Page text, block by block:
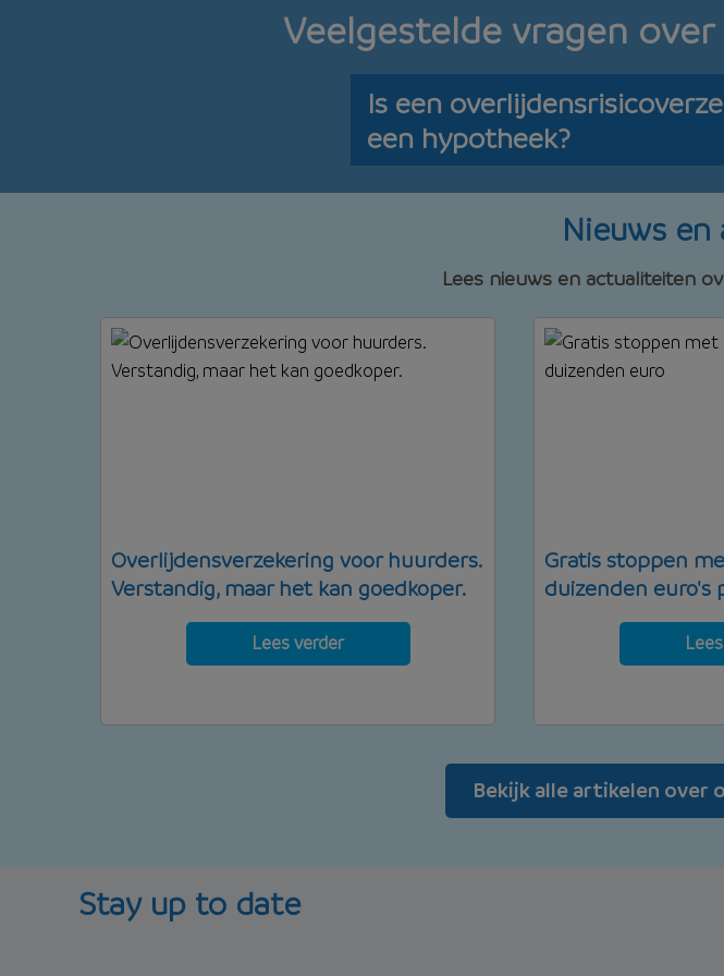
Veelgestelde vragen
Is een
een hypotheek?
Nieuws
Lees nieuws en actualiteiten
Overlijdensverzekering voor huurders.
Verstandig, maar het kan goedkoper.
Lees verder
Gratis stoppen
duizenden euro's
Bekijk alle artikelen over
Stay up to date